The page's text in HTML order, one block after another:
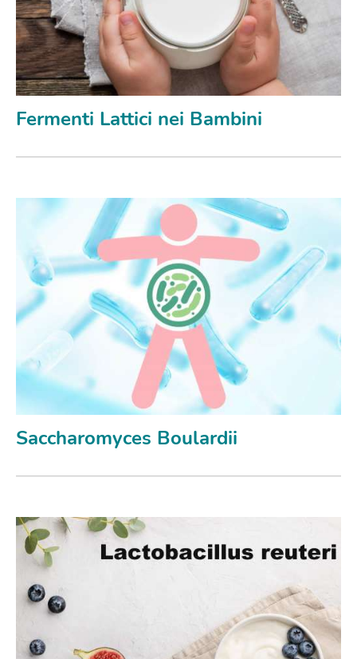
Fermenti Lattici nei Bambini
Saccharomyces Boulardii